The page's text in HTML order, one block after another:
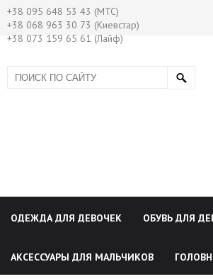
+38 095 648 53 43 (МТС)
+38 068 963 30 73 (Киевстар)
+38 073 159 65 61 (Лайф)
ОДЕЖДА ДЛЯ ДЕВОЧЕК ОБУВЬ ДЛЯ
АКСЕССУАРЫ ДЛЯ МАЛЬЧИКОВ